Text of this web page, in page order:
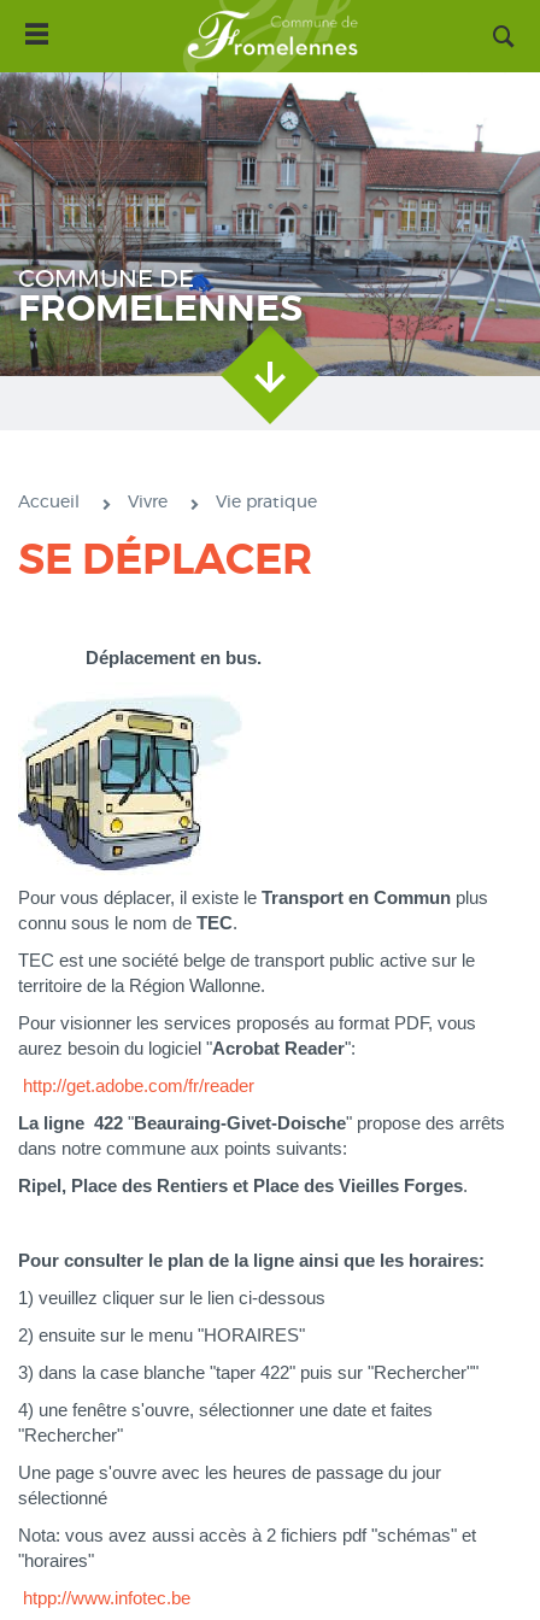
Aller
contenu
principal
Toggle
navigation
COMMUNE DE
FROMELENNES
Accueil Vivre Vie pratique
SE DÉPLACER
Déplacement en bus.
Pour vous déplacer, il existe le Transport en Commun plus
connu sous le nom de TEC.
TEC est une société belge de transport public active sur le
territoire de la Région Wallonne.
Pour visionner les services proposés au format PDF, vous
aurez besoin du logiciel "Acrobat Reader":
http://get.adobe.com/fr/reader
La ligne 422 "Beauraing-Givet-Doische" propose des arrêts
dans notre commune aux points suivants:
Ripel, Place des Rentiers et Place des Vieilles Forges.
Pour consulter le plan de la ligne ainsi que les horaires:
1) veuillez cliquer sur le lien ci-dessous
2) ensuite sur le menu "HORAIRES"
3) dans la case blanche "taper 422" puis sur "Rechercher""
4) une fenêtre s'ouvre, sélectionner une date et faites
"Rechercher"
Une page s'ouvre avec les heures de passage du jour
sélectionné
Nota: vous avez aussi accès à 2 fichiers pdf "schémas" et
"horaires"
htpp://www.infotec.be